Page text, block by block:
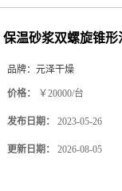
保温砂浆双螺旋锥形
品牌： 元泽干燥
价格： ￥20000/台
发布日期： 2023-05-26
更新日期： 2026-08-05